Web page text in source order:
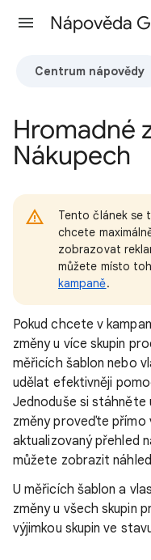
Nápověda
Centrum nápovědy
Hromadné
Nákupech
Tento článek se
chcete
zobrazovat
můžete místo
kampaně.
Pokud chcete v
změny u více skupin
měřicích šablon nebo
udělat efektivněji
Jednoduše si stáhněte
změny proveďte
aktualizovaný přehled
můžete zobrazit
U měřicích šablon a
změny u všech skupin
výjimkou skupin ve